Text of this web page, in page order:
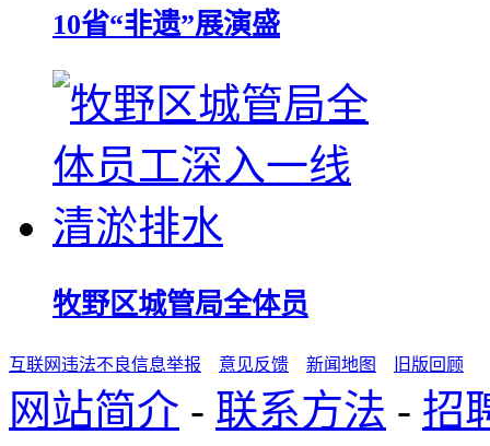
10省“非遗”展演盛
牧野区城管局全体员
互联网违法不良信息举报 意见反馈 新闻地图 旧版回顾
网站简介 - 联系方法 - 招